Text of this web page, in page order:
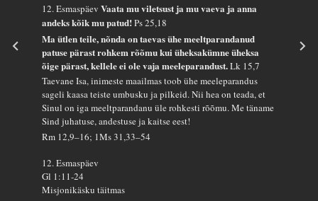
12. EsmaspäevVaata mu viletsust ja mu vaeva ja anna
andeks kõik mu patud!Ps 25,18
Ma ütlen teile, nõnda on taevas ühe meeltparandanud
patuse pärast rohkem rõõmu kui üheksakümne üheksa
õige pärast, kellele ei ole vaja meeleparandust.Lk 15,7
Taevane Isa, inimeste maailmas toob ühe meeleparandus
sageli kaasa teiste umbusku ja pilkeid. Nii hea on teada, et
Sinul on iga meeltparandanu üle rohkesti rõõmu. Me täname
Sind juhatuse, andestuse ja kaitse eest!
Rm 12,9–16; 1Ms 31,33–54
12. Esmaspäev
Gl 1:11-24
Misjonikäsku täitmas